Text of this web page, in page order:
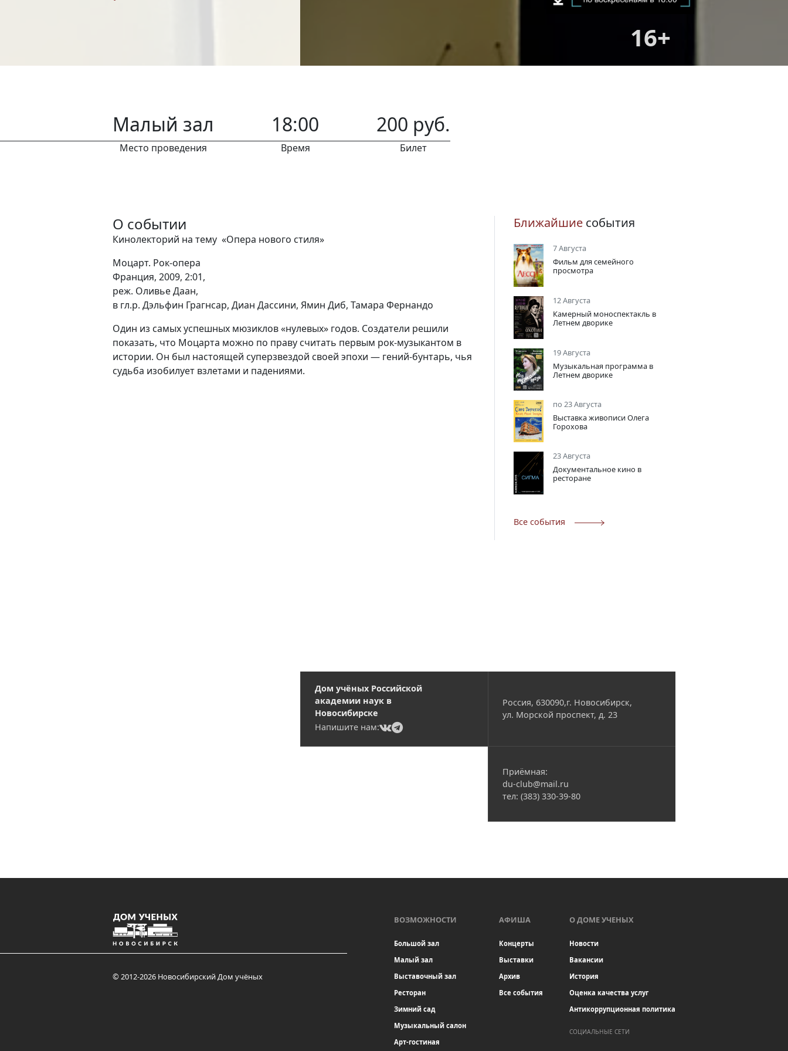
Новости
16+
Малый зал
Место проведения
18:00
Время
200 руб.
Билет
О событии
Кинолекторий на тему «Опера нового стиля»
Моцарт. Рок-опера
Франция, 2009, 2:01,
реж. Оливье Даан,
в гл.р. Дэльфин Грагнсар, Диан Дассини, Ямин Диб, Тамара Фернандо
Один из самых успешных мюзиклов «нулевых» годов. Создатели решили
показать, что Моцарта можно по праву считать первым рок-музыкантом в
истории. Он был настоящей суперзвездой своей эпохи — гений-бунтарь, чья
судьба изобилует взлетами и падениями.
Ближайшие события
7 Августа
Фильм для семейного
просмотра
12 Августа
Камерный моноспектакль в
Летнем дворике
19 Августа
Музыкальная программа в
Летнем дворике
по 23 Августа
Выставка живописи Олега
Горохова
23 Августа
Документальное кино в
ресторане
Все события
Дом учёных Российской
академии наук в
Новосибирске
Напишите нам:
(current)
(current)
Россия, 630090,г. Новосибирск,
ул. Морской проспект, д. 23
Приёмная:
du-club@mail.ru
тел: (383) 330-39-80
© 2012-2026 Новосибирский Дом учёных
ВОЗМОЖНОСТИ
Большой зал
Малый зал
Выставочный зал
Ресторан
Зимний сад
Музыкальный салон
Арт-гостиная
АФИША
Концерты
Выставки
Архив
Все события
О ДОМЕ УЧЕНЫХ
Новости
Вакансии
История
Оценка качества услуг
Антикоррупционная политика
СОЦИАЛЬНЫЕ СЕТИ